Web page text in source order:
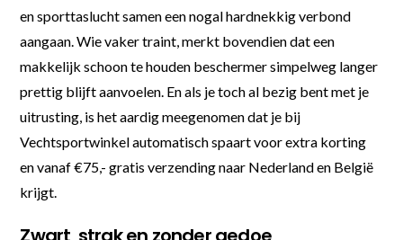
en sporttaslucht samen een nogal hardnekkig verbond
aangaan. Wie vaker traint, merkt bovendien dat een
makkelijk schoon te houden beschermer simpelweg langer
prettig blijft aanvoelen. En als je toch al bezig bent met je
uitrusting, is het aardig meegenomen dat je bij
Vechtsportwinkel automatisch spaart voor extra korting
en vanaf €75,- gratis verzending naar Nederland en België
krijgt.